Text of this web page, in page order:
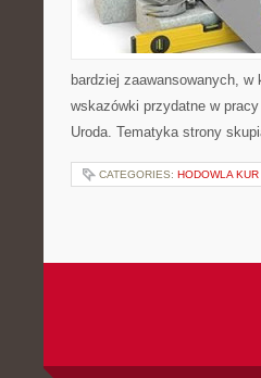
bardziej zaawansowanych,
wskazówki przydatne w
Uroda. Tematyka strony
CATEGORIES: HODOWLA KUR